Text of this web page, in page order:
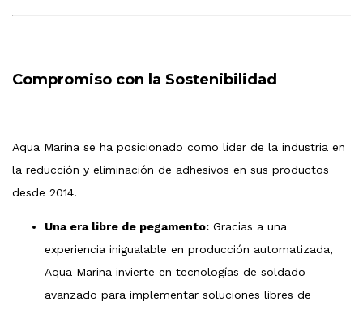
Compromiso con la Sostenibilidad
Aqua Marina se ha posicionado como líder de la industria en
la reducción y eliminación de adhesivos en sus productos
desde 2014.
Una era libre de pegamento: Gracias a una
experiencia inigualable en producción automatizada,
Aqua Marina invierte en tecnologías de soldado
avanzado para implementar soluciones libres de